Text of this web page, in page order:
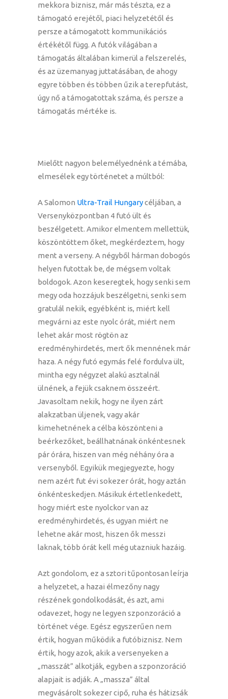
mekkora biznisz, már más tészta, ez a
támogató erejétől, piaci helyzetétől és
persze a támogatott kommunikációs
értékétől függ. A futók világában a
támogatás általában kimerül a felszerelés,
és az üzemanyag juttatásában, de ahogy
egyre többen és többen űzik a terepfutást,
úgy nő a támogatottak száma, és persze a
támogatás mértéke is.
Mielőtt nagyon belemélyednénk a témába,
elmesélek egy történetet a múltból:
A Salomon Ultra-Trail Hungarycéljában, a
Versenyközpontban 4 futó ült és
beszélgetett. Amikor elmentem mellettük,
köszöntöttem őket, megkérdeztem, hogy
ment a verseny. A négyből hárman dobogós
helyen futottak be, de mégsem voltak
boldogok. Azon keseregtek, hogy senki sem
megy oda hozzájuk beszélgetni, senki sem
gratulál nekik, egyébként is, miért kell
megvárni az este nyolc órát, miért nem
lehet akár most rögtön az
eredményhirdetés, mert ők mennének már
haza. A négy futó egymás felé fordulva ült,
mintha egy négyzet alakú asztalnál
ülnének, a fejük csaknem összeért.
Javasoltam nekik, hogy ne ilyen zárt
alakzatban üljenek, vagy akár
kimehetnének a célba köszönteni a
beérkezőket, beállhatnának önkéntesnek
pár órára, hiszen van még néhány óra a
versenyből. Egyikük megjegyezte, hogy
nem azért fut évi sokezer órát, hogy aztán
önkénteskedjen. Másikuk értetlenkedett,
hogy miért este nyolckor van az
eredményhirdetés, és ugyan miért ne
lehetne akár most, hiszen ők messzi
laknak, több órát kell még utazniuk hazáig.
Azt gondolom, ez a sztori tűpontosan leírja
a helyzetet, a hazai élmezőny nagy
részének gondolkodását, és azt, ami
odavezet, hogy ne legyen szponzoráció a
történet vége. Egész egyszerűen nem
értik, hogyan működik a futóbiznisz. Nem
értik, hogy azok, akik a versenyeken a
„masszát” alkotják, egyben a szponzoráció
alapjait is adják. A „massza” által
megvásárolt sokezer cipő, ruha és hátizsák